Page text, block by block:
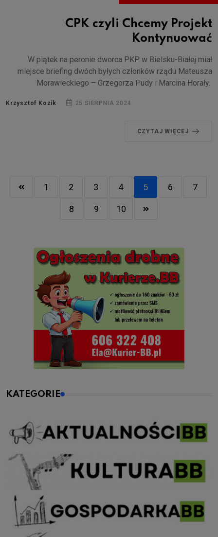
CPK czyli Chcemy Projekt
Kontynuować
W piątek na peronie dworca PKP w Bielsku-Białej miał
miejsce briefing dwóch byłych członków rządu Mateusza
Morawieckiego – Grzegorza Pudy i Marcina Horały.
Krzysztof Kozik 25 SIERPNIA 2024
CZYTAJ WIĘCEJ
1 2 3 4 5 6 7
8 9 10
KATEGORIE